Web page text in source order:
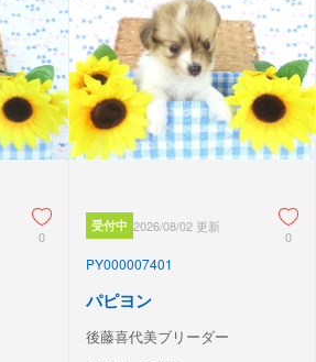
0
受付中 2026/08/02 更新
0
PY000007401
パピヨン
後藤喜代美ブリーダー